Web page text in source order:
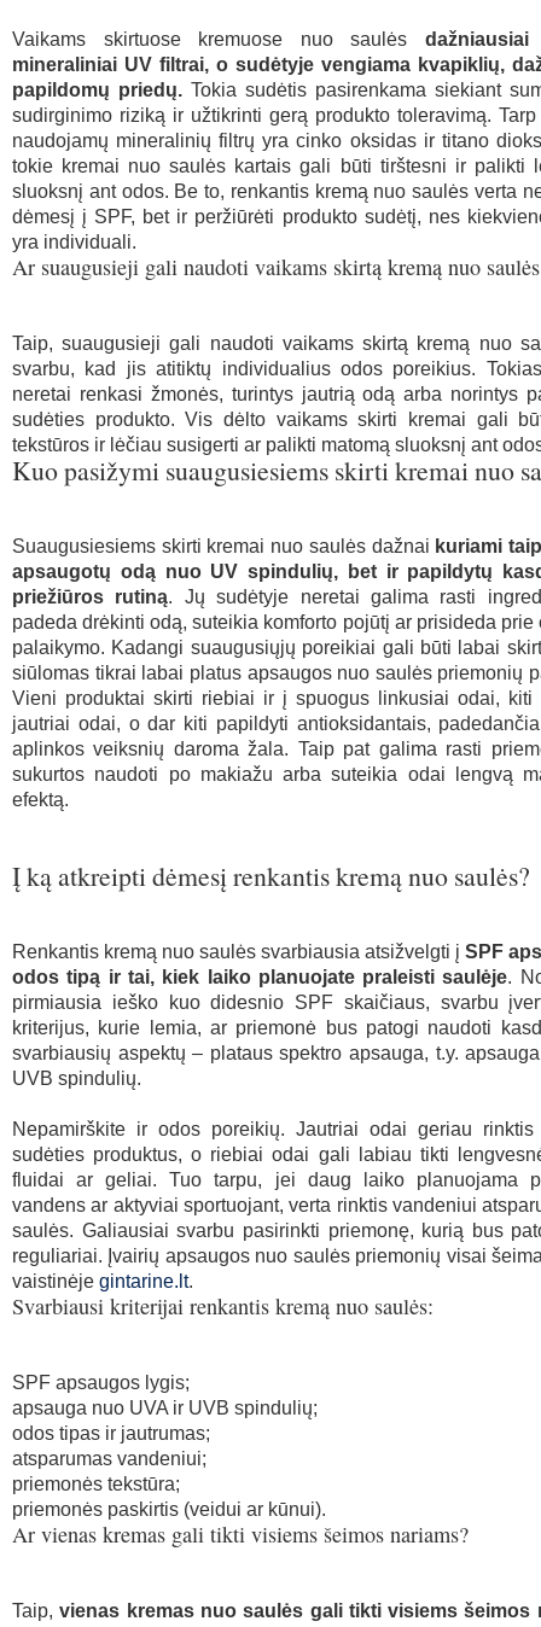
Vaikams skirtuose kremuose nuo saulės dažniausiai
mineraliniai UV filtrai, o sudėtyje vengiama kvapiklių,
papildomų priedų. Tokia sudėtis pasirenkama siekiant
sudirginimo riziką ir užtikrinti gerą produkto toleravimą.
naudojamų mineralinių filtrų yra cinko oksidas ir titano
tokie kremai nuo saulės kartais gali būti tirštesni ir palikti
sluoksnį ant odos. Be to, renkantis kremą nuo saulės verta
dėmesį į SPF, bet ir peržiūrėti produkto sudėtį, nes
yra individuali.
Ar suaugusieji gali naudoti vaikams skirtą kremą nuo
Taip, suaugusieji gali naudoti vaikams skirtą kremą nuo
svarbu, kad jis atitiktų individualius odos poreikius.
neretai renkasi žmonės, turintys jautrią odą arba norintys
sudėties produkto. Vis dėlto vaikams skirti kremai gali
tekstūros ir lėčiau susigerti ar palikti matomą sluoksnį ant
Kuo pasižymi suaugusiesiems skirti kremai nuo
Suaugusiesiems skirti kremai nuo saulės dažnai kuriami
apsaugotų odą nuo UV spindulių, bet ir papildytų
priežiūros rutiną. Jų sudėtyje neretai galima rasti
padeda drėkinti odą, suteikia komforto pojūtį ar prisideda prie
palaikymo. Kadangi suaugusiųjų poreikiai gali būti labai
siūlomas tikrai labai platus apsaugos nuo saulės priemonių
Vieni produktai skirti riebiai ir į spuogus linkusiai odai, kiti
jautriai odai, o dar kiti papildyti antioksidantais,
aplinkos veiksnių daroma žala. Taip pat galima rasti
sukurtos naudoti po makiažu arba suteikia odai lengvą
efektą.
Į ką atkreipti dėmesį renkantis kremą nuo saulės?
Renkantis kremą nuo saulės svarbiausia atsižvelgti į SPF
odos tipą ir tai, kiek laiko planuojate praleisti saulėje.
pirmiausia ieško kuo didesnio SPF skaičiaus, svarbu
kriterijus, kurie lemia, ar priemonė bus patogi naudoti
svarbiausių aspektų – plataus spektro apsauga, t.y.
UVB spindulių.
Nepamirškite ir odos poreikių. Jautriai odai geriau rinktis
sudėties produktus, o riebiai odai gali labiau tikti
fluidai ar geliai. Tuo tarpu, jei daug laiko planuojama
vandens ar aktyviai sportuojant, verta rinktis vandeniui
saulės. Galiausiai svarbu pasirinkti priemonę, kurią bus
reguliariai. Įvairių apsaugos nuo saulės priemonių visai
vaistinėje gintarine.lt.
Svarbiausi kriterijai renkantis kremą nuo saulės:
SPF apsaugos lygis;
apsauga nuo UVA ir UVB spindulių;
odos tipas ir jautrumas;
atsparumas vandeniui;
priemonės tekstūra;
priemonės paskirtis (veidui ar kūnui).
Ar vienas kremas gali tikti visiems šeimos nariams?
Taip, vienas kremas nuo saulės gali tikti visiems šeimos